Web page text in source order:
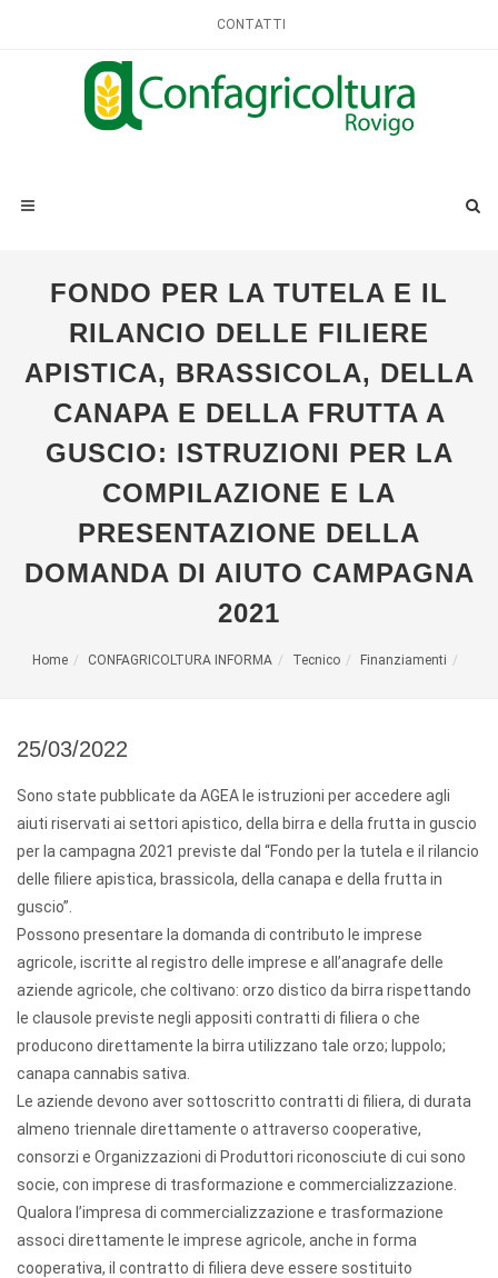
CONTATTI
FONDO PER LA TUTELA E IL
RILANCIO DELLE FILIERE
APISTICA, BRASSICOLA, DELLA
CANAPA E DELLA FRUTTA A
GUSCIO: ISTRUZIONI PER LA
COMPILAZIONE E LA
PRESENTAZIONE DELLA
DOMANDA DI AIUTO CAMPAGNA
2021
Home CONFAGRICOLTURA INFORMA Tecnico Finanziamenti
25/03/2022
Sono state pubblicate da AGEA le istruzioni per accedere agli
aiuti riservati ai settori apistico, della birra e della frutta in guscio
per la campagna 2021 previste dal “Fondo per la tutela e il rilancio
delle filiere apistica, brassicola, della canapa e della frutta in
guscio”.
Possono presentare la domanda di contributo le imprese
agricole, iscritte al registro delle imprese e all’anagrafe delle
aziende agricole, che coltivano: orzo distico da birra rispettando
le clausole previste negli appositi contratti di filiera o che
producono direttamente la birra utilizzano tale orzo; luppolo;
canapa cannabis sativa.
Le aziende devono aver sottoscritto contratti di filiera, di durata
almeno triennale direttamente o attraverso cooperative,
consorzi e Organizzazioni di Produttori riconosciute di cui sono
socie, con imprese di trasformazione e commercializzazione.
Qualora l’impresa di commercializzazione e trasformazione
associ direttamente le imprese agricole, anche in forma
cooperativa, il contratto di filiera deve essere sostituito